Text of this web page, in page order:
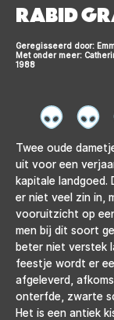
RABID
Geregisseerd door:
Met onder meer:
1988
Twee oude
uit voor een
kapitale landgoed.
er niet veel zin in,
vooruitzicht op
men bij dit soort
beter niet verstek
feestje wordt er
afgeleverd,
onterfde, zwarte
Het is een antiek